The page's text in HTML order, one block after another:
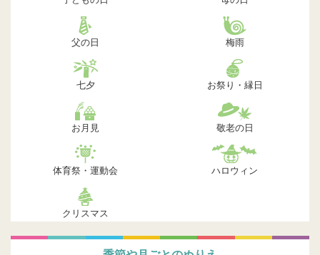
父の日 梅雨
七夕 お祭り・縁日
お月見 敬老の日
体育祭・運動会 ハロウィン
クリスマス